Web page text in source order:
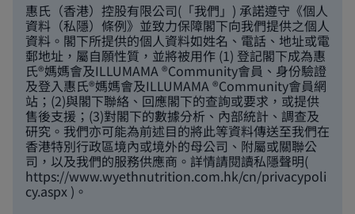
惠氏（香港）控股有限公司(「我們」) 承諾遵守《個人
資料（私隱）條例》並致力保障閣下向我們提供之個人
資料。閣下所提供的個人資料如姓名、電話、地址或電
郵地址，屬自願性質，並將被用作 (1) 登記閣下成為惠
氏®媽媽會及ILLUMAMA ®Community會員、身份驗證
及登入惠氏®媽媽會及ILLUMAMA ®Community會員網
站；(2)與閣下聯絡、回應閣下的查詢或要求，或提供
售後支援；(3)對閣下的數據分析、內部統計、調查及
研究。我們亦可能為前述目的將此等資料傳送至我們在
香港特別行政區境內或境外的母公司、附屬或關聯公
司，以及我們的服務供應商。詳情請閱讀私隱聲明(
https://www.wyethnutrition.com.hk/cn/privacypoli
cy.aspx )。